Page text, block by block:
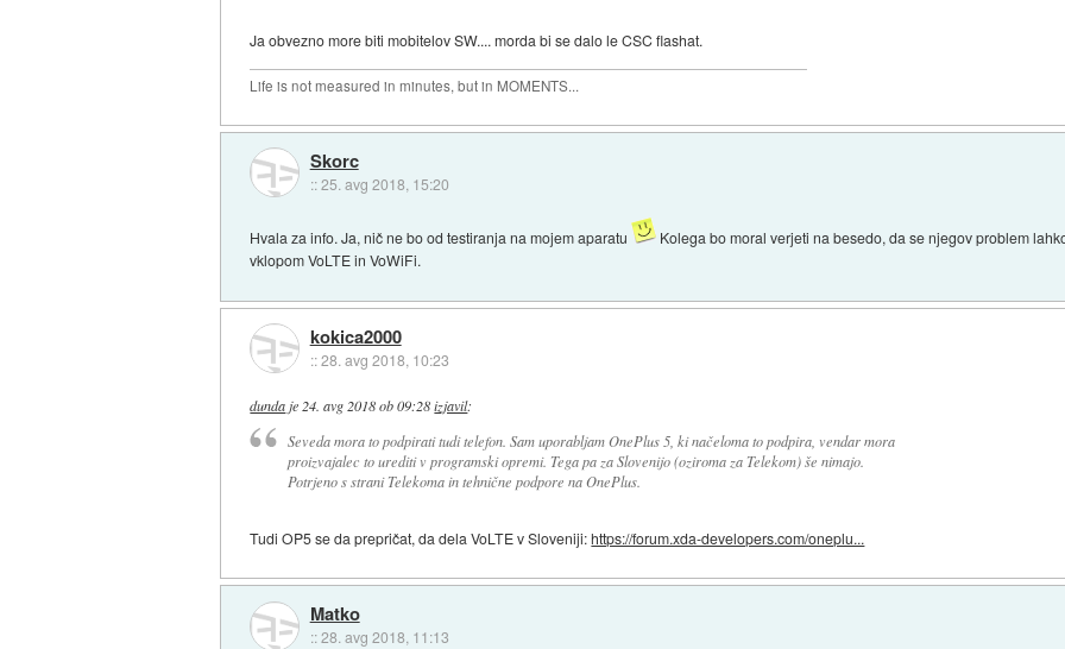
Ja obvezno more biti mobitelov SW.... morda bi se dalo le CSC flashat.
Life is not measured in minutes, but in MOMENTS...
Skorc
::25. avg 2018, 15:20
Hvala za info. Ja, nič ne bo od testiranja na mojem aparatu
Kolega bo moral verjeti na besedo, da se njegov problem
vklopom VoLTE in VoWiFi.
kokica2000
::28. avg 2018, 10:23
dunda je 24. avg 2018 ob 09:28 izjavil:
Seveda mora to podpirati tudi telefon. Sam uporabljam OnePlus 5, ki načeloma to podpira, vendar mora
proizvajalec to urediti v programski opremi. Tega pa za Slovenijo (oziroma za Telekom) še nimajo.
Potrjeno s strani Telekoma in tehnične podpore na OnePlus.
Tudi OP5 se da prepričat, da dela VoLTE v Sloveniji:https://forum.xda-developers.com/oneplu...
Matko
::28. avg 2018, 11:13